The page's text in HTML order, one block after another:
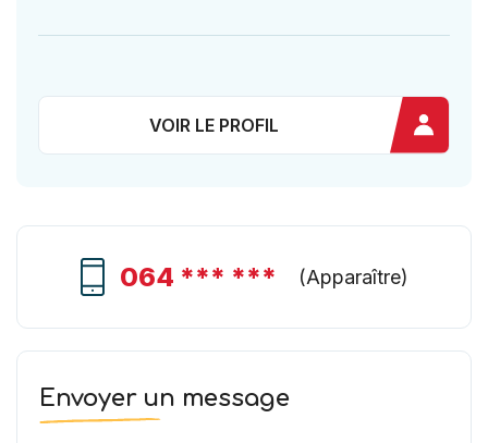
VOIR LE PROFIL
064 *** *** (Apparaître)
Envoyer un message